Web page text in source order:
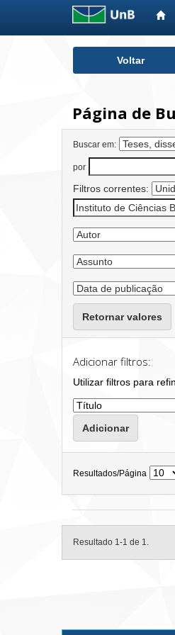
Voltar
Página de
Buscar em:
por
Filtros correntes:
Retornar valores
Adicionar filtros:
Utilizar filtros para
Resultados/Página
Resultado 1-1 de 1.